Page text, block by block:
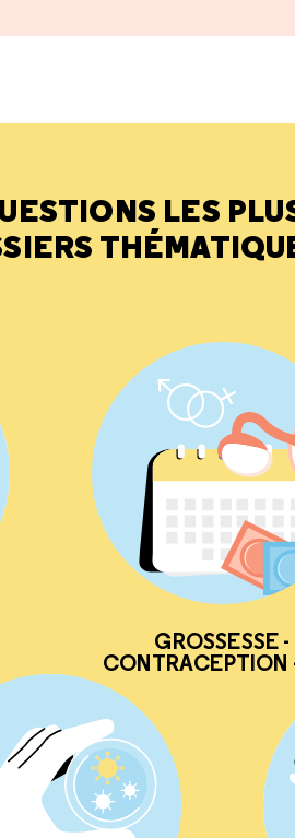
LES
GROSSESSE -
CONTRACEPTION